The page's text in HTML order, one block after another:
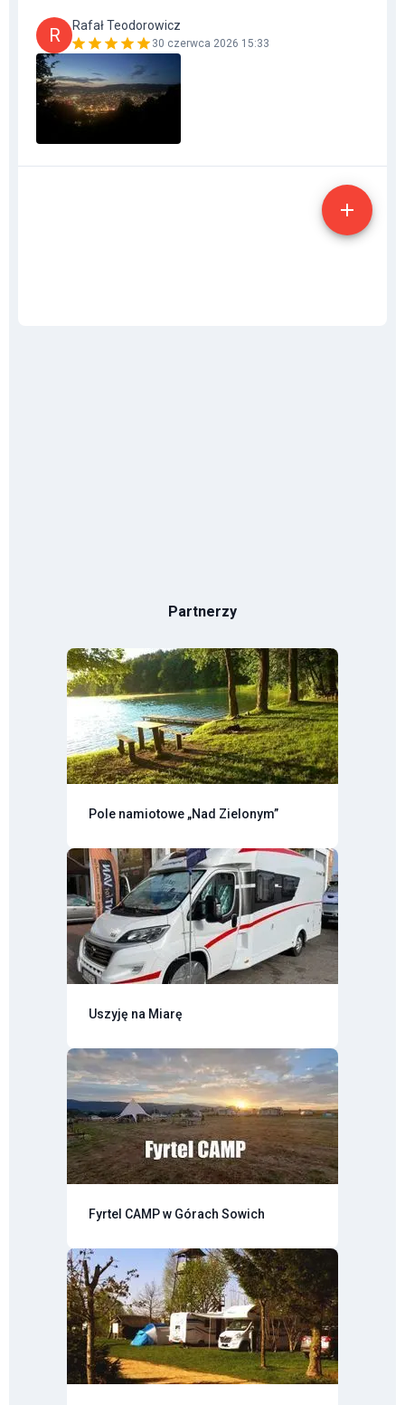
R Rafał Teodorowicz
30 czerwca 2026 15:33
Partnerzy
Pole namiotowe „Nad Zielonym”
Uszyję na Miarę
Fyrtel CAMP w Górach Sowich